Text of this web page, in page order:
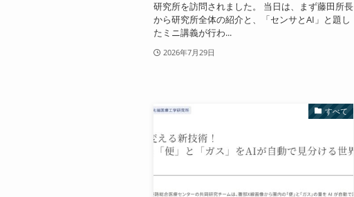
研究所を訪問されました。 当日は、まず藤田所長
から研究所全体の紹介と、「センサとAI」と題し
たミニ講義が行わ...
2026年7月29日
すべて